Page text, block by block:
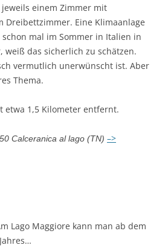
einem Zimmer mit
Dreibettzimmer. Eine Klimaanlage
mal im Sommer in Italien in
weiß das sicherlich zu schätzen.
vermutlich unerwünscht ist. Aber
Thema.
etwa 1,5 Kilometer entfernt.
Calceranica al lago (TN) –>
Lago Maggiore kann man ab dem